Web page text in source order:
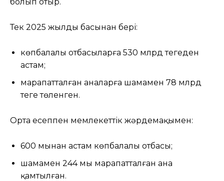
Тек 2025 жылдың басынан бері:
көпбалалы отбасыларға 530 млрд теңгеден
астам;
марапатталған аналарға шамамен 78 млрд
теңге төленген.
Орта есеппен мемлекеттік жәрдемақымен:
600 мыңнан астам көпбалалы отбасы;
шамамен 244 мың марапатталған ана
қамтылған.